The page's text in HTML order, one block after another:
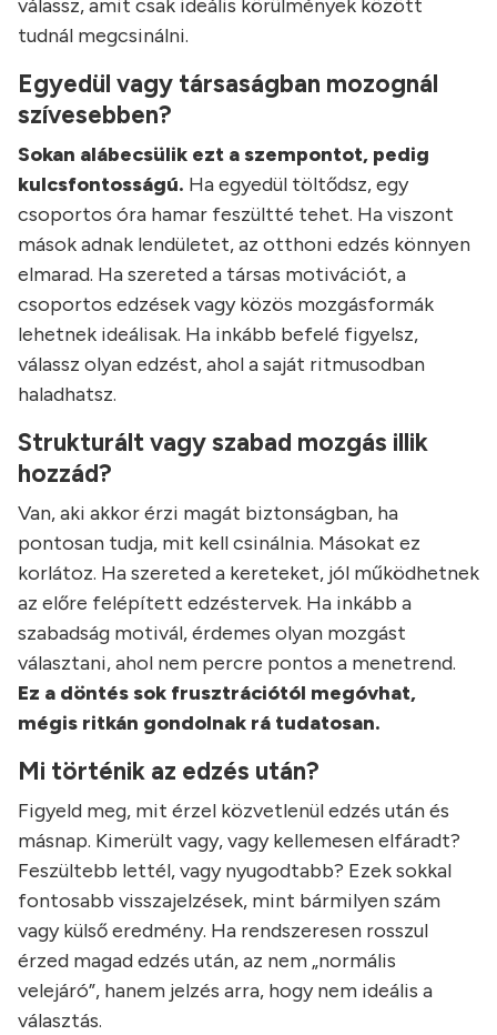
válassz, amit csak ideális körülmények között
tudnál megcsinálni.
Egyedül vagy társaságban mozognál
szívesebben?
Sokan alábecsülik ezt a szempontot, pedig
kulcsfontosságú. Ha egyedül töltődsz, egy
csoportos óra hamar feszültté tehet. Ha viszont
mások adnak lendületet, az otthoni edzés könnyen
elmarad. Ha szereted a társas motivációt, a
csoportos edzések vagy közös mozgásformák
lehetnek ideálisak. Ha inkább befelé figyelsz,
válassz olyan edzést, ahol a saját ritmusodban
haladhatsz.
Strukturált vagy szabad mozgás illik
hozzád?
Van, aki akkor érzi magát biztonságban, ha
pontosan tudja, mit kell csinálnia. Másokat ez
korlátoz. Ha szereted a kereteket, jól működhetnek
az előre felépített edzéstervek. Ha inkább a
szabadság motivál, érdemes olyan mozgást
választani, ahol nem percre pontos a menetrend.
Ez a döntés sok frusztrációtól megóvhat,
mégis ritkán gondolnak rá tudatosan.
Mi történik az edzés után?
Figyeld meg, mit érzel közvetlenül edzés után és
másnap. Kimerült vagy, vagy kellemesen elfáradt?
Feszültebb lettél, vagy nyugodtabb? Ezek sokkal
fontosabb visszajelzések, mint bármilyen szám
vagy külső eredmény. Ha rendszeresen rosszul
érzed magad edzés után, az nem „normális
velejáró”, hanem jelzés arra, hogy nem ideális a
választás.